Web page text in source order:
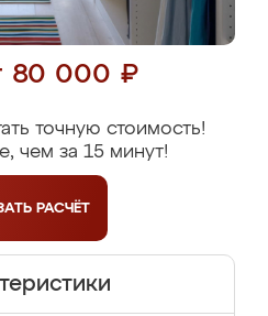
80 000 ₽
точную стоимость!
чем за 15 минут!
РАСЧЁТ